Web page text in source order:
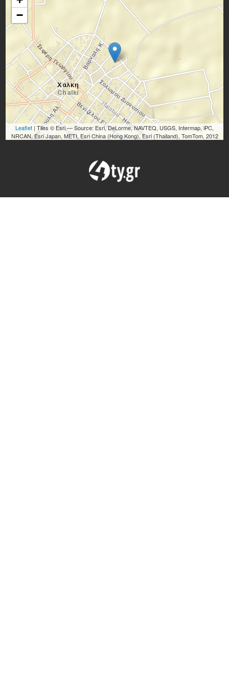
−
Leaflet | Tiles © Esri — Source: Esri, DeLorme, NAVTEQ, USGS, Intermap, iPC,
NRCAN, Esri Japan, METI, Esri China (Hong Kong), Esri (Thailand), TomTom, 2012